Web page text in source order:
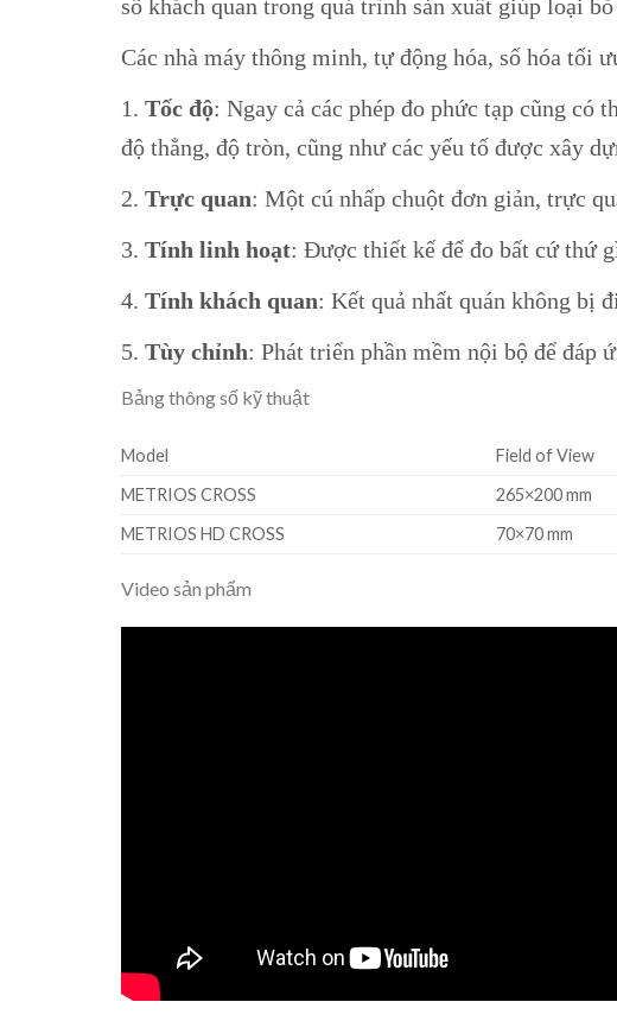
số khách quan trong quá trình sản xuất giúp loại
Các nhà máy thông minh, tự động hóa, số hóa tối
1. Tốc độ: Ngay cả các phép đo phức tạp cũng có
độ thẳng, độ tròn, cũng như các yếu tố được xây
2. Trực quan: Một cú nhấp chuột đơn giản, trực
3. Tính linh hoạt: Được thiết kế để đo bất cứ thứ
4. Tính khách quan: Kết quả nhất quán không bị
5. Tùy chỉnh: Phát triển phần mềm nội bộ để đáp
Bảng thông số kỹ thuật
Model Field of View
METRIOS CROSS
265×200 mm
METRIOS HD CROSS
70×70 mm
Video sản phẩm